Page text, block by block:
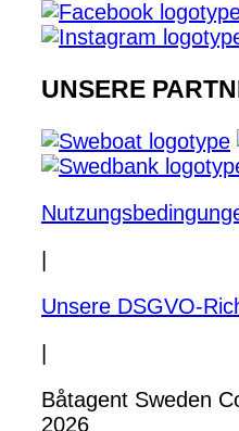
UNSERE
Unsere DSGVO-
Båtagent Sweden
2026